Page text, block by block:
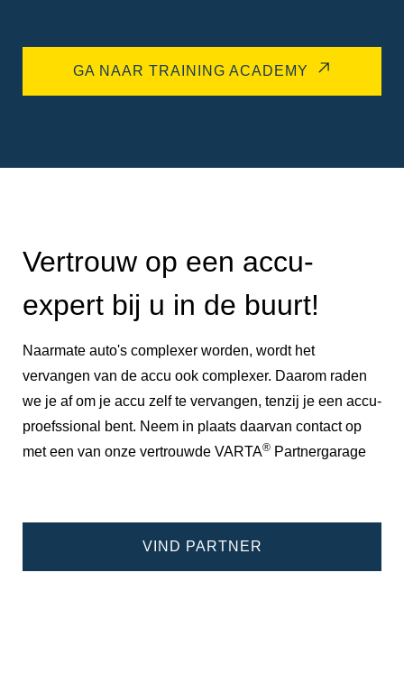
GA NAAR TRAINING ACADEMY
Vertrouw op een accu-
expert bij u in de buurt!
Naarmate auto's complexer worden, wordt het
vervangen van de accu ook complexer. Daarom raden
we je af om je accu zelf te vervangen, tenzij je een accu-
proefssional bent. Neem in plaats daarvan contact op
met een van onze vertrouwde VARTA® Partnergarage
VIND PARTNER